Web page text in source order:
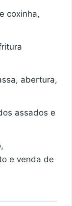
coxinha,
abertura,
assados e
e venda de